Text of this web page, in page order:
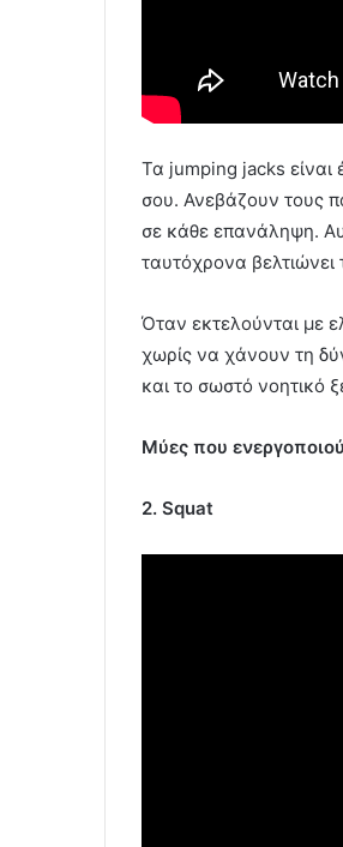
Τα jumping jacks είναι
σου. Ανεβάζουν τους
σε κάθε επανάληψη.
ταυτόχρονα βελτιώνει
Όταν εκτελούνται με
χωρίς να χάνουν τη
και το σωστό νοητικό
Μύες που
2. Squat